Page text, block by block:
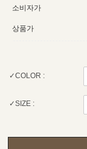
소비자가
상품가
COLOR :
SIZE :